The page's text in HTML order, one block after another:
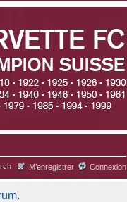
M’enregistrer Connexion